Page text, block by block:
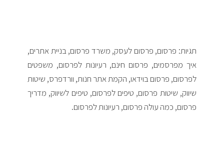
תגיות: פרסום, פרסום לעסק, משרד פרסום, בניית אתרים,
איך מפרסמים, פרסום חינם, רעיונות לפרסום, משפטים
לפרסום, פרסום בוידאו, הקמת אתר חנות, וורדפרס, שיטות
שיווק, שיטות פרסום, טיפים לפרסום, טיפים לשיווק, מדריך
פרסום, כמה עולה פרסום, רעיונות לפרסום.